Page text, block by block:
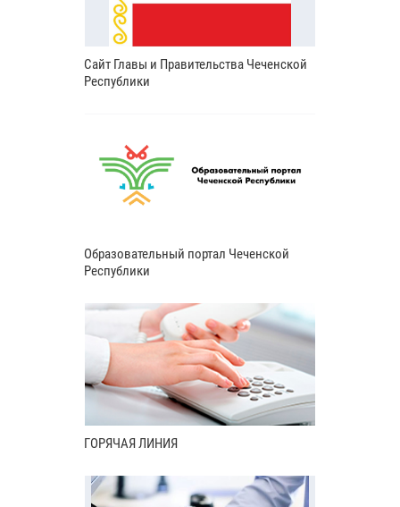
Сайт Главы и Правительства Чеченской
Республики
Образовательный портал Чеченской
Республики
ГОРЯЧАЯ ЛИНИЯ